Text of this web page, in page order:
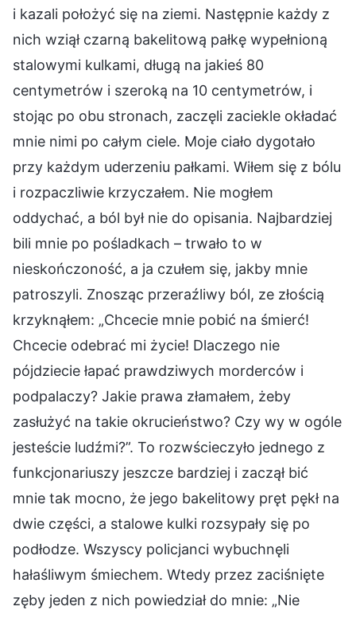
i kazali położyć się na ziemi. Następnie każdy z
nich wziął czarną bakelitową pałkę wypełnioną
stalowymi kulkami, długą na jakieś 80
centymetrów i szeroką na 10 centymetrów, i
stojąc po obu stronach, zaczęli zaciekle okładać
mnie nimi po całym ciele. Moje ciało dygotało
przy każdym uderzeniu pałkami. Wiłem się z bólu
i rozpaczliwie krzyczałem. Nie mogłem
oddychać, a ból był nie do opisania. Najbardziej
bili mnie po pośladkach – trwało to w
nieskończoność, a ja czułem się, jakby mnie
patroszyli. Znosząc przeraźliwy ból, ze złością
krzyknąłem: „Chcecie mnie pobić na śmierć!
Chcecie odebrać mi życie! Dlaczego nie
pójdziecie łapać prawdziwych morderców i
podpalaczy? Jakie prawa złamałem, żeby
zasłużyć na takie okrucieństwo? Czy wy w ogóle
jesteście ludźmi?”. To rozwścieczyło jednego z
funkcjonariuszy jeszcze bardziej i zaczął bić
mnie tak mocno, że jego bakelitowy pręt pękł na
dwie części, a stalowe kulki rozsypały się po
podłodze. Wszyscy policjanci wybuchnęli
hałaśliwym śmiechem. Wtedy przez zaciśnięte
zęby jeden z nich powiedział do mnie: „Nie